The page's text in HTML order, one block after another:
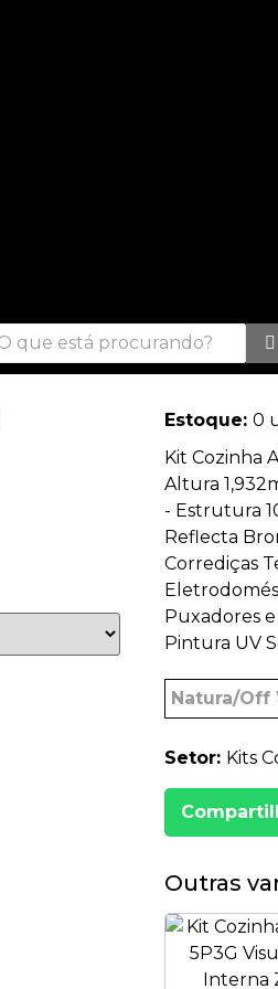
Estoque: 0
Kit Cozinha
Altura
- Estrutura
Reflecta
Corrediças
Puxadores
Pintura UV
Natura/Off
Setor: Kits
Outras